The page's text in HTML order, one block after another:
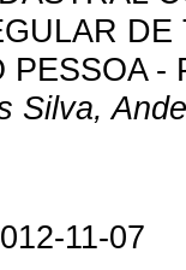
PESSOA -
Silva,
11-07